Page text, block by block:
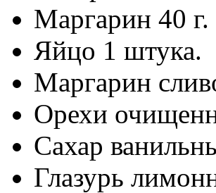
Маргарин 40 г.
Яйцо 1 штука.
Маргарин
Орехи
Сахар
Глазурь